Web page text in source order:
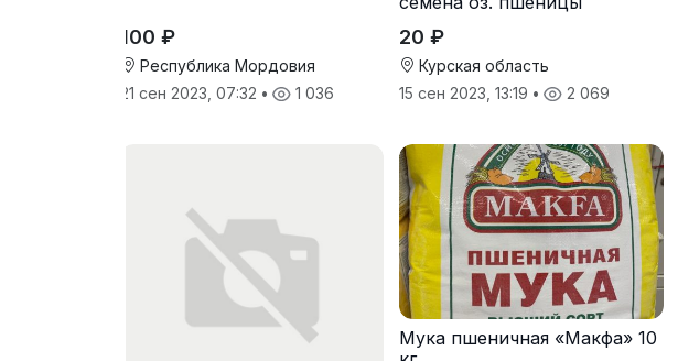
100 ₽
Республика Мордовия
21 сен 2023, 07:32 • 1 036
20 ₽
Курская область
15 сен 2023, 13:19 • 2 069
Мука пшеничная «Макфа» 10